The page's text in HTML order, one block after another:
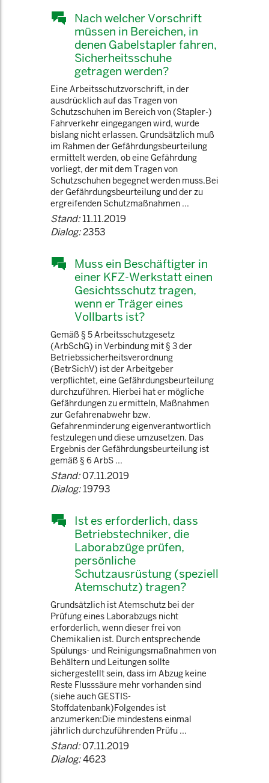
Nach welcher Vorschrift
müssen in Bereichen, in
denen Gabelstapler fahren,
Sicherheitsschuhe
getragen werden?
Eine Arbeitsschutzvorschrift, in der
ausdrücklich auf das Tragen von
Schutzschuhen im Bereich von (Stapler-)
Fahrverkehr eingegangen wird, wurde
bislang nicht erlassen. Grundsätzlich muß
im Rahmen der Gefährdungsbeurteilung
ermittelt werden, ob eine Gefährdung
vorliegt, der mit dem Tragen von
Schutzschuhen begegnet werden muss.Bei
der Gefährdungsbeurteilung und der zu
ergreifenden Schutzmaßnahmen ...
Stand:11.11.2019
Dialog:2353
Muss ein Beschäftigter in
einer KFZ-Werkstatt einen
Gesichtsschutz tragen,
wenn er Träger eines
Vollbarts ist?
Gemäß § 5 Arbeitsschutzgesetz
(ArbSchG) in Verbindung mit § 3 der
Betriebssicherheitsverordnung
(BetrSichV) ist der Arbeitgeber
verpflichtet, eine Gefährdungsbeurteilung
durchzuführen. Hierbei hat er mögliche
Gefährdungen zu ermitteln, Maßnahmen
zur Gefahrenabwehr bzw.
Gefahrenminderung eigenverantwortlich
festzulegen und diese umzusetzen. Das
Ergebnis der Gefährdungsbeurteilung ist
gemäß § 6 ArbS ...
Stand:07.11.2019
Dialog:19793
Ist es erforderlich, dass
Betriebstechniker, die
Laborabzüge prüfen,
persönliche
Schutzausrüstung (speziell
Atemschutz) tragen?
Grundsätzlich ist Atemschutz bei der
Prüfung eines Laborabzugs nicht
erforderlich, wenn dieser frei von
Chemikalien ist. Durch entsprechende
Spülungs- und Reinigungsmaßnahmen von
Behältern und Leitungen sollte
sichergestellt sein, dass im Abzug keine
Reste Flusssäure mehr vorhanden sind
(siehe auch GESTIS-
Stoffdatenbank)Folgendes ist
anzumerken:Die mindestens einmal
jährlich durchzuführenden Prüfu ...
Stand:07.11.2019
Dialog:4623